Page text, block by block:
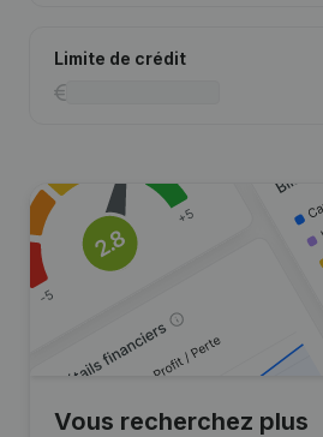
Limite de crédit
Vous recherchez plus